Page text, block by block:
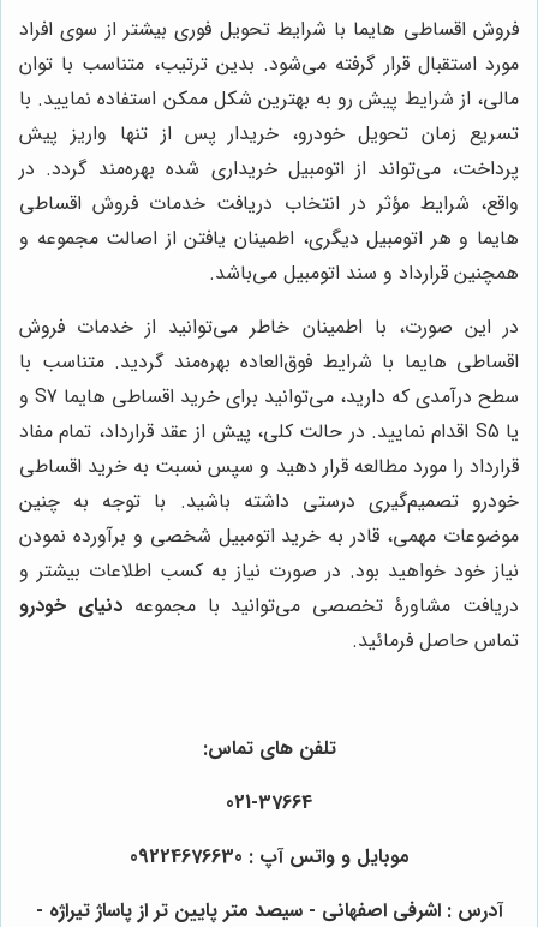
فروش اقساطی هایما با شرایط تحویل فوری بیشتر از سوی افراد
مورد استقبال قرار گرفته می‌شود. بدین ترتیب، متناسب با توان
مالی، از شرایط پیش رو به بهترین شکل ممکن استفاده نمایید. با
تسریع زمان تحویل خودرو، خریدار پس از تنها واریز پیش
پرداخت، می‌تواند از اتومبیل خریداری شده بهره‌مند گردد. در
واقع، شرایط مؤثر در انتخاب دریافت خدمات فروش اقساطی
هایما و هر اتومبیل دیگری، اطمینان یافتن از اصالت مجموعه و
همچنین قرارداد و سند اتومبیل می‌باشد.
در این صورت، با اطمینان خاطر می‌توانید از خدمات فروش
اقساطی هایما با شرایط فوق‌العاده بهره‌مند گردید. متناسب با
سطح درآمدی که دارید، می‌توانید برای خرید اقساطی هایما S7 و
یا S5 اقدام نمایید. در حالت کلی، پیش از عقد قرارداد، تمام مفاد
قرارداد را مورد مطالعه قرار دهید و سپس نسبت به خرید اقساطی
خودرو تصمیم‌گیری درستی داشته باشید. با توجه به چنین
موضوعات مهمی، قادر به خرید اتومبیل شخصی و برآورده نمودن
نیاز خود خواهید بود. در صورت نیاز به کسب اطلاعات بیشتر و
دریافت مشاورۀ تخصصی می‌توانید با مجموعهدنیای خودرو
تماس حاصل فرمائید.
تلفن های تماس:
021-37664
موبایل و واتس آپ : 09224676630
آدرس : اشرفی اصفهانی - سیصد متر پایین تر از پاساژ تیراژه -